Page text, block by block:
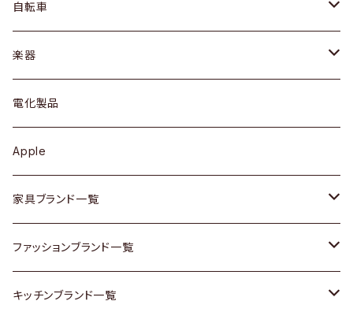
ドレッサー
シェルフ
キュリオケース / 飾り棚
カップボード / 食器棚
チェスト
その他家具
Vintageヴィンテージ / Antiqueアンティーク
アウター
トップス
ワンピース
ボトムス
靴
スカーフ
腕時計
プレート / ボウル
カトラリー
ケトル / ティーポット
鍋 / フライパン
Vintage / ヴィンテージ
銀製品
和物 / 作家物
自転車
dahon
楽器
ギター
ベース
その他楽器
電化製品
Apple
家具ブランド一覧
ACME Furniture / アクメ ファニチャー
ACTUS / アクタス
ファッションブランド一覧
agnes b / アニエス ベー
キッチンブランド一覧